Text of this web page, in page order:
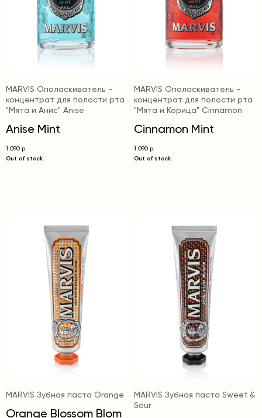
MARVIS Ополаскиватель -
концентрат для полости рта
"Мята и Анис" Anise
Anise Mint
1 090 р.
Out of stock
MARVIS Ополаскиватель -
концентрат для полости рта
"Мята и Корица" Cinnamon
Cinnamon Mint
1 090 р.
Out of stock
MARVIS Зубная паста Orange
Orange Blossom Blom
MARVIS Зубная паста Sweet &
Sour